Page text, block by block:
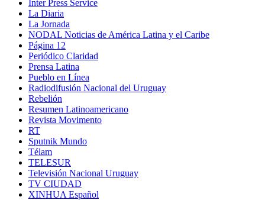
Inter Press Service
La Diaria
La Jornada
NODAL Noticias de América Latina y el Caribe
Página 12
Periódico Claridad
Prensa Latina
Pueblo en Línea
Radiodifusión Nacional del Uruguay
Rebelión
Resumen Latinoamericano
Revista Movimento
RT
Sputnik Mundo
Télam
TELESUR
Televisión Nacional Uruguay
TV CIUDAD
XINHUA Español